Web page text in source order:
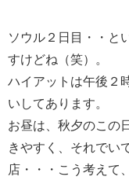
ソウル２日目・・と
すけどね（笑）。
ハイアットは午後２
いしてあります。
お昼は、秋夕のこの
きやすく、それでい
店・・・こう考えて